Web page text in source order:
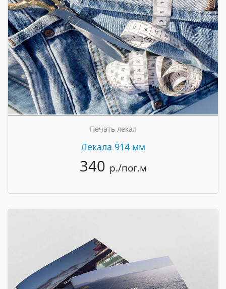
Печать лекал
Лекала 914 мм
340 р./пог.м